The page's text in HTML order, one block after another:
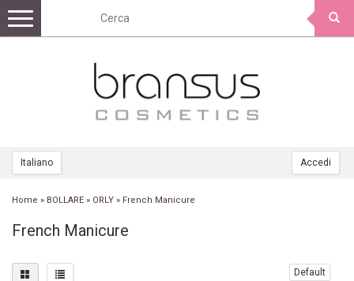
Italiano Accedi
Toggle
navigation
Home » BOLLARE » ORLY » French Manicure
French Manicure
Default